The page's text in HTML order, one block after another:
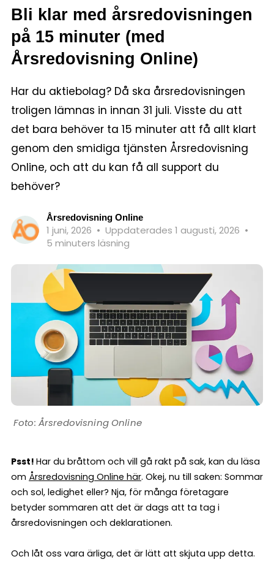
Bli klar med årsredovisningen
på 15 minuter (med
Årsredovisning Online)
Har du aktiebolag? Då ska årsredovisningen
troligen lämnas in innan 31 juli. Visste du att
det bara behöver ta 15 minuter att få allt klart
genom den smidiga tjänsten Årsredovisning
Online, och att du kan få all support du
behöver?
Årsredovisning Online
1 juni, 2026 • Uppdaterades 1 augusti, 2026 •
5 minuters läsning
Årsredovisning Online
Psst! Har du bråttom och vill gå rakt på sak, kan du läsa
om Årsredovisning Online här. Okej, nu till saken: Sommar
och sol, ledighet eller? Nja, för många företagare
betyder sommaren att det är dags att ta tag i
årsredovisningen och deklarationen.
Och låt oss vara ärliga, det är lätt att skjuta upp detta.